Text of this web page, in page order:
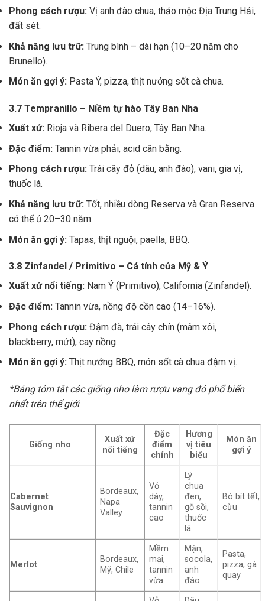
Phong cách rượu: Vị anh đào chua, thảo mộc Địa Trung Hải,
đất sét.
Khả năng lưu trữ: Trung bình – dài hạn (10–20 năm cho
Brunello).
Món ăn gợi ý: Pasta Ý, pizza, thịt nướng sốt cà chua.
3.7 Tempranillo – Niềm tự hào Tây Ban Nha
Xuất xứ: Rioja và Ribera del Duero, Tây Ban Nha.
Đặc điểm: Tannin vừa phải, acid cân bằng.
Phong cách rượu: Trái cây đỏ (dâu, anh đào), vani, gia vị,
thuốc lá.
Khả năng lưu trữ: Tốt, nhiều dòng Reserva và Gran Reserva
có thể ủ 20–30 năm.
Món ăn gợi ý: Tapas, thịt nguội, paella, BBQ.
3.8 Zinfandel / Primitivo – Cá tính của Mỹ & Ý
Xuất xứ nổi tiếng: Nam Ý (Primitivo), California (Zinfandel).
Đặc điểm: Tannin vừa, nồng độ cồn cao (14–16%).
Phong cách rượu: Đậm đà, trái cây chín (mâm xôi,
blackberry, mứt), cay nồng.
Món ăn gợi ý: Thịt nướng BBQ, món sốt cà chua đậm vị.
*Bảng tóm tắt các giống nho làm rượu vang đỏ phổ biến
nhất trên thế giới
Giống nho
Xuất xứ
nổi tiếng
Đặc
điểm
chính
Hương
vị tiêu
biểu
Món ăn
gợi ý
Cabernet
Sauvignon
Bordeaux,
Napa
Valley
Vỏ
dày,
tannin
cao
Lý
chua
đen,
gỗ sồi,
thuốc
lá
Bò bít tết,
cừu
Merlot
Bordeaux,
Mỹ, Chile
Mềm
mại,
tannin
vừa
Mận,
socola,
anh
đào
Pasta,
pizza, gà
quay